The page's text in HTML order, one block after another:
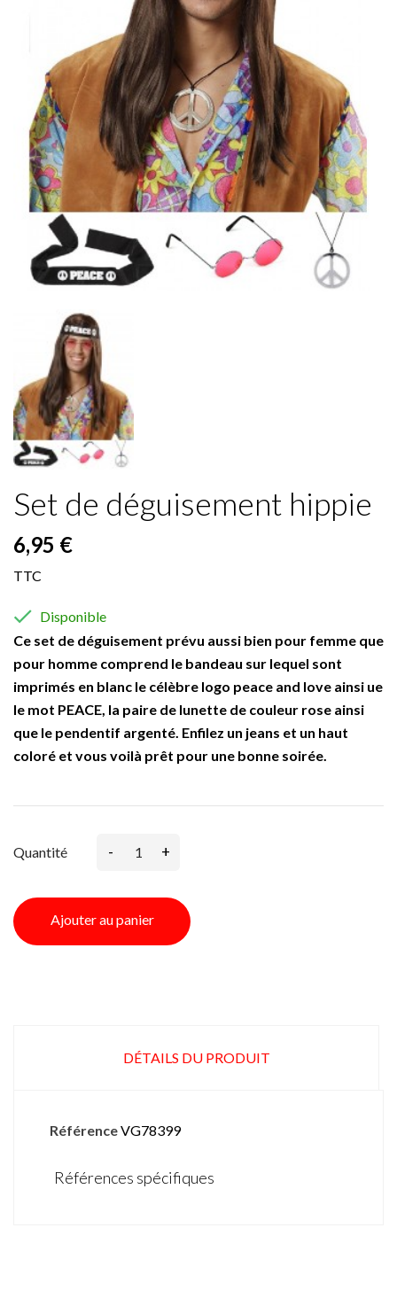
Set de déguisement hippie
6,95 €
TTC
 Disponible
Ce set de déguisement prévu aussi bien pour femme que
pour homme comprend le bandeau sur lequel sont
imprimés en blanc le célèbre logo peace and love ainsi ue
le mot PEACE, la paire de lunette de couleur rose ainsi
que le pendentif argenté. Enfilez un jeans et un haut
coloré et vous voilà prêt pour une bonne soirée.
Quantité - +
Ajouter au panier
DÉTAILS DU PRODUIT
RéférenceVG78399
Références spécifiques